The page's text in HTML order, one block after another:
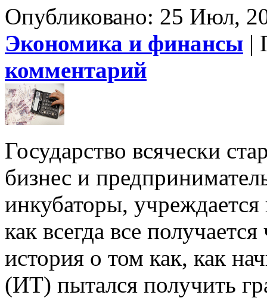
Опубликовано: 25 Июл,
Экономика и финансы |
комментарий
Государство всячески
бизнес и
инкубаторы,
как всегда все
история о том как, как
(ИТ) пытался получить